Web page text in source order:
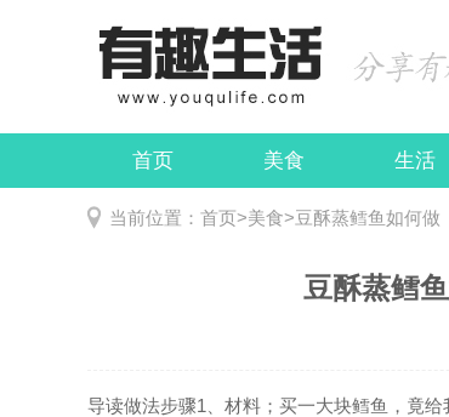
首页 美食 生活
娱乐 民俗
当前位置： 首页>美食>豆酥蒸鳕鱼如何做
豆酥蒸鳕
导读做法步骤1、材料；买一大块鳕鱼，竟